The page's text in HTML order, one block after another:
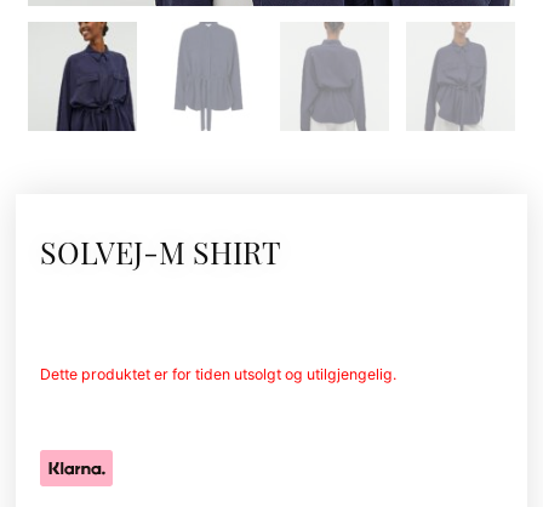
SOLVEJ-M SHIRT
Dette produktet er for tiden utsolgt og utilgjengelig.